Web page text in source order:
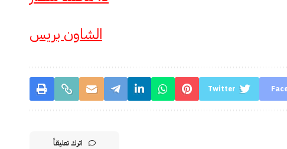
الشاون بريس
Twitter
اترك تعليقاً